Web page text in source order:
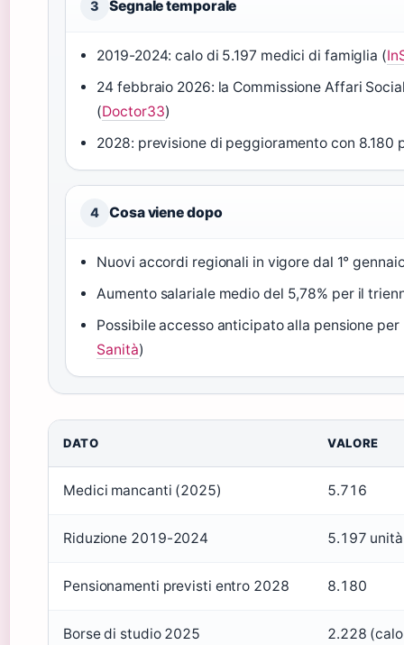
3 Segnale temporale
2019-2024: calo di 5.197 medici di famiglia (
24 febbraio 2026: la Commissione Affari
(Doctor33)
2028: previsione di peggioramento con 8.180
4 Cosa viene dopo
Nuovi accordi regionali in vigore dal 1°
Aumento salariale medio del 5,78% per il
Possibile accesso anticipato alla pensione
Sanità)
DATO VALORE
Medici mancanti (2025) 5.716
Riduzione 2019-2024 5.197 unità
Pensionamenti previsti entro 2028 8.180
Borse di studio 2025 2.228